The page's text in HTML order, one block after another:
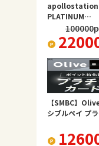
apollostation
PLATINUM
BUSINESS
100000
【SMBC】
シブルペイ プ